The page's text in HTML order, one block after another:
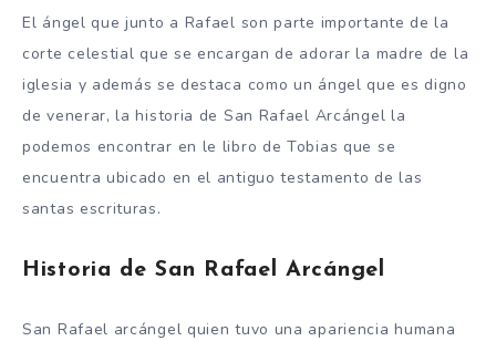
El ángel que junto a Rafael son parte importante de la
corte celestial que se encargan de adorar la madre de la
iglesia y además se destaca como un ángel que es digno
de venerar, la historia de San Rafael Arcángel la
podemos encontrar en le libro de Tobias que se
encuentra ubicado en el antiguo testamento de las
santas escrituras.
Historia de San Rafael Arcángel
San Rafael arcángel quien tuvo una apariencia humana